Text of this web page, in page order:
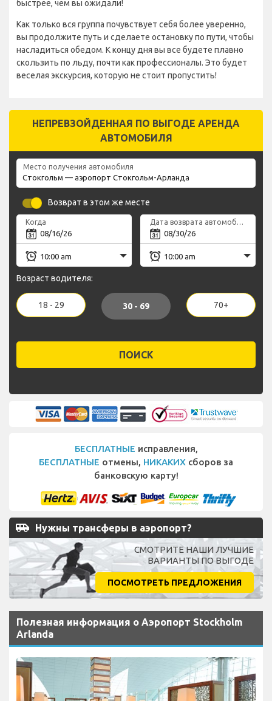
быстрее, чем вы ожидали!
Как только вся группа почувствует себя более уверенно,
вы продолжите путь и сделаете остановку по пути, чтобы
насладиться обедом. К концу дня вы все будете плавно
скользить по льду, почти как профессионалы. Это будет
веселая экскурсия, которую не стоит пропустить!
НЕПРЕВЗОЙДЕННАЯ ПО ВЫГОДЕ АРЕНДА
АВТОМОБИЛЯ
Место получения автомобиля
Возврат в этом же месте
Когда Дата возврата автомобиля
Возраст водителя:
18 - 29 30 - 69 70+
ПОИСК
БЕСПЛАТНЫЕ исправления,
БЕСПЛАТНЫЕ отмены, НИКАКИХ сборов за
банковскую карту!
airport_shuttle Нужны трансферы в аэропорт?
СМОТРИТЕ НАШИ ЛУЧШИЕ
ВАРИАНТЫ ПО ВЫГОДЕ
ПОСМОТРЕТЬ ПРЕДЛОЖЕНИЯ
Полезная информация о Аэропорт Stockholm
Arlanda